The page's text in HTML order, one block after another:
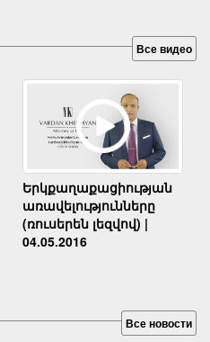
Все видео
Երկքաղաքացիության
առավելությունները
(ռուսերեն լեզվով) |
04.05.2016
Все новости